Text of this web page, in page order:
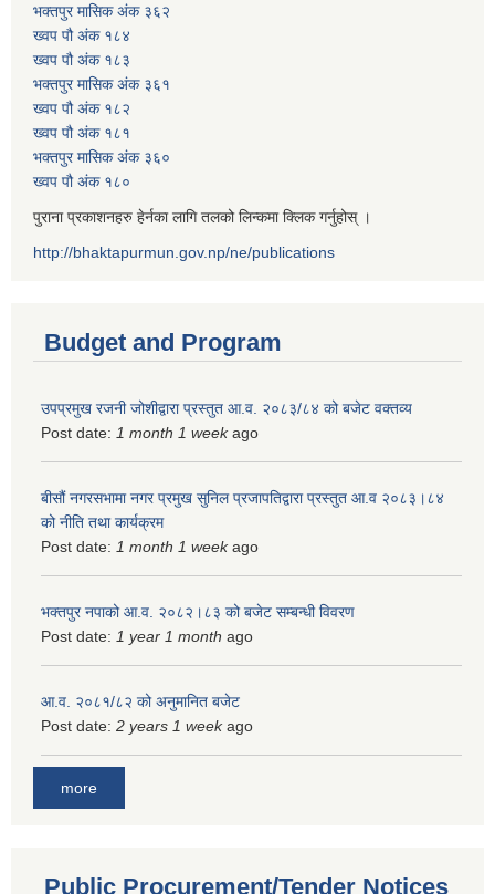
भक्तपुर मासिक अंक ३६२
ख्वप पौ अंक १८४
ख्वप पौ अंक १८३
भक्तपुर मासिक अंक ३६१
ख्वप पौ अंक १८२
ख्वप पौ अंक १८१
भक्तपुर मासिक अंक ३६०
ख्वप पौ अंक १८०
पुराना प्रकाशनहरु हेर्नका लागि तलको लिन्कमा क्लिक गर्नुहोस् ।
http://bhaktapurmun.gov.np/ne/publications
Budget and Program
उपप्रमुख रजनी जोशीद्वारा प्रस्तुत आ.व. २०८३/८४ को बजेट वक्तव्य
Post date: 1 month 1 weekago
बीसौं नगरसभामा नगर प्रमुख सुनिल प्रजापतिद्वारा प्रस्तुत आ.व‍ २०८३।८४
को नीति तथा कार्यक्रम
Post date: 1 month 1 weekago
भक्तपुर नपाको आ.व. २०८२।८३ को बजेट सम्बन्धी विवरण
Post date: 1 year 1 month ago
आ.व. २०८१/८२ को अनुमानित बजेट
Post date: 2 years 1 weekago
more
Public Procurement/Tender Notices